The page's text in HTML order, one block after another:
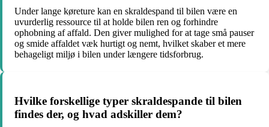
Under lange køreture kan en skraldespand til bilen være en
uvurderlig ressource til at holde bilen ren og forhindre
ophobning af affald. Den giver mulighed for at tage små pauser
og smide affaldet væk hurtigt og nemt, hvilket skaber et mere
behageligt miljø i bilen under længere tidsforbrug.
Hvilke forskellige typer skraldespande til bilen
findes der, og hvad adskiller dem?